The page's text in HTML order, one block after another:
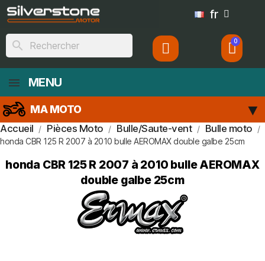
fr
search
MENU
MA MOTO
Accueil Pièces Moto Bulle/Saute-vent Bulle moto
honda CBR 125 R 2007 à 2010 bulle AEROMAX double galbe 25cm
honda CBR 125 R 2007 à 2010 bulle AEROMAX
double galbe 25cm